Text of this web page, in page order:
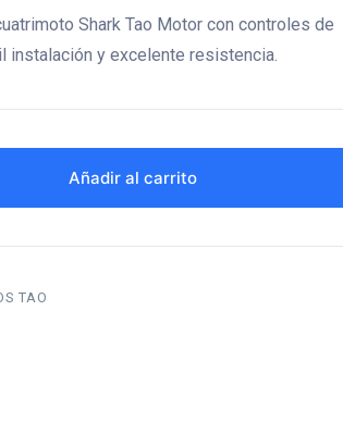
Shark Tao Motor con controles de
instalación y excelente resistencia.
Añadir al carrito
TAO